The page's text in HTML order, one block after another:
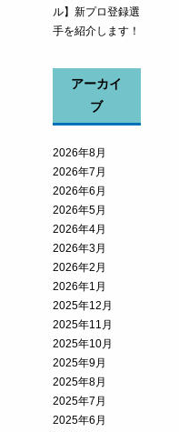
ル】新プロ登録選
手を紹介します！
アーカイ
ブ
2026年8月
2026年7月
2026年6月
2026年5月
2026年4月
2026年3月
2026年2月
2026年1月
2025年12月
2025年11月
2025年10月
2025年9月
2025年8月
2025年7月
2025年6月